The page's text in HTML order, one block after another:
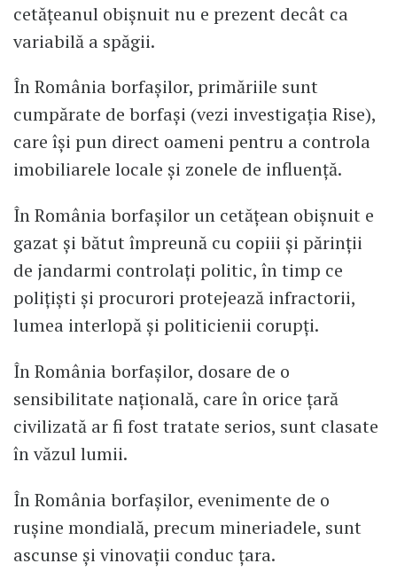
cetățeanul obișnuit nu e prezent decât ca
variabilă a spăgii.
În România borfașilor, primăriile sunt
cumpărate de borfași (vezi investigația Rise),
care își pun direct oameni pentru a controla
imobiliarele locale și zonele de influență.
În România borfașilor un cetățean obișnuit e
gazat și bătut împreună cu copiii și părinții
de jandarmi controlați politic, în timp ce
polițiști și procurori protejează infractorii,
lumea interlopă și politicienii corupți.
În România borfașilor, dosare de o
sensibilitate națională, care în orice țară
civilizată ar fi fost tratate serios, sunt clasate
în văzul lumii.
În România borfașilor, evenimente de o
rușine mondială, precum mineriadele, sunt
ascunse și vinovații conduc țara.